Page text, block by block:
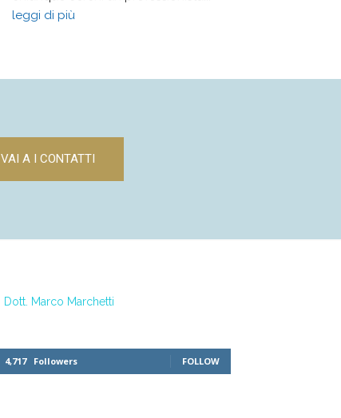
leggi di più
VAI A I CONTATTI
Dott. Marco Marchetti
4,717 Followers FOLLOW